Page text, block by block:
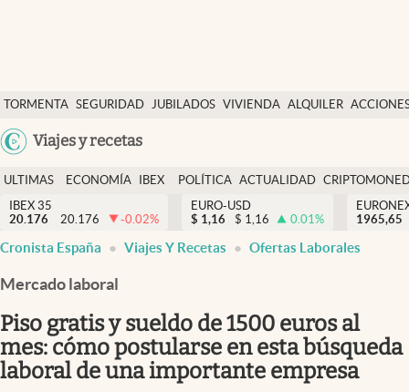
TORMENTA SEGURIDAD JUBILADOS VIVIENDA ALQUILER
USA
Colombia
Viajes y recetas
Economía y finanzas
Política
Actualidad
Criptomonedas
España
ULTIMAS
NOTICIAS
ECONOMÍA
FINANZAS
IBEX
EURO
POLÍTICA ACTUALIDAD
IBEX 35
20.176
20.176 -0.02%
EURO-USD
$ 1,16 $ 1,16 0.01%
1965,65
Cronista España Viajes Y Recetas Ofertas Laborales
Mercado laboral
Piso gratis y sueldo de 1500 euros al
mes: cómo postularse en esta búsqueda
laboral de una importante empresa